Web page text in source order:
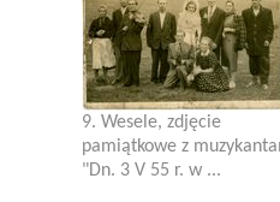
9. Wesele, zdjęcie
pamiątkowe z
"Dn. 3 V 55 r. w ...